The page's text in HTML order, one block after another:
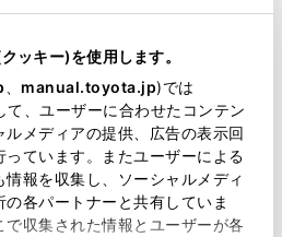
ッキー)を使用します。
manual.toyota.jp)では
、ユーザーに合わせたコンテン
メディアの提供、広告の表示回
ています。またユーザーによる
報を収集し、ソーシャルメディ
各パートナーと共有していま
収集された情報とユーザーが各
情報はこちら
問い合わせ